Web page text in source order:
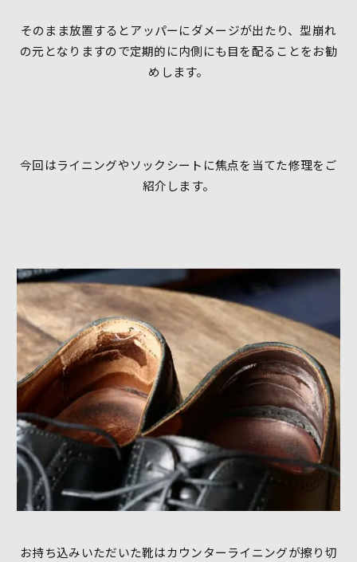
そのまま放置するとアッパーにダメージが出たり、型崩れ
の元となりますので定期的に内側にも目を配ることをお勧
めします。
今回はライニングやソックシートに焦点を当てた修理をご
紹介します。
お持ち込みいただいた靴はカウンターライニングが擦り切